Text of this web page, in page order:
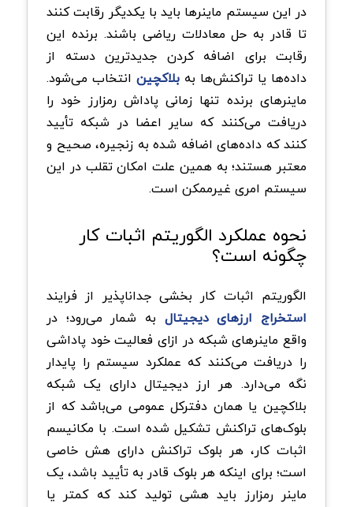
در این سیستم ماینرها باید با یکدیگر رقابت کنند
تا قادر به حل معادلات ریاضی باشند. برنده این
رقابت برای اضافه کردن جدیدترین دسته از
داده‌ها یا تراکنش‌ها به بلاکچین انتخاب می‌شود.
ماینرهای برنده تنها زمانی پاداش رمزارز خود را
دریافت می‌کنند که سایر اعضا در شبکه تأیید
کنند که داده‌های اضافه‌ شده به زنجیره، صحیح و
معتبر هستند؛ به همین علت امکان تقلب در این
سیستم امری غیرممکن است.
نحوه عملکرد الگوریتم اثبات کار
چگونه است؟
الگوریتم اثبات کار بخشی جداناپذیر از فرایند
استخراج ارزهای دیجیتال به شمار می‌رود؛ در
واقع ماینرهای شبکه در ازای فعالیت خود پاداشی
را دریافت می‌کنند که عملکرد سیستم را پایدار
نگه می‌دارد. هر ارز دیجیتال دارای یک شبکه
بلاکچین یا همان دفترکل عمومی می‌باشد که از
بلوک‌های تراکنش تشکیل شده‌ است. با مکانیسم
اثبات کار، هر بلوک تراکنش دارای هش خاصی
است؛ برای اینکه هر بلوک قادر به تأیید باشد، یک
ماینر رمزارز باید هشی تولید کند که کمتر یا